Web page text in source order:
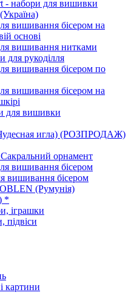
- набори для вишивки
вишивання бісером на
основі
вишивання нитками
для рукоділля
вишивання бісером по
вишивання бісером на
для вишивки
игла) (РОЗПРОДАЖ)
Сакральний орнамент
вишивання бісером
вишивання бісером
(Румунія)
*
іграшки
підвіси
картини